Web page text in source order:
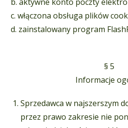
c. włączona obsługa plików
d. zainstalowany program
§ 5
Informacje
Sprzedawca w najszerszym
przez prawo zakresie nie